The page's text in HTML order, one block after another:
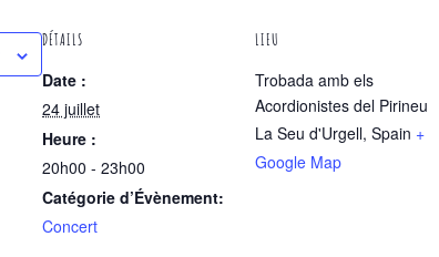
DÉTAILS
Date :
24 juillet
Heure :
20h00 - 23h00
Catégorie d’Évènement:
Concert
LIEU
Trobada amb els
Acordionistes del Pirineu
La Seu d'Urgell, Spain +
Google Map